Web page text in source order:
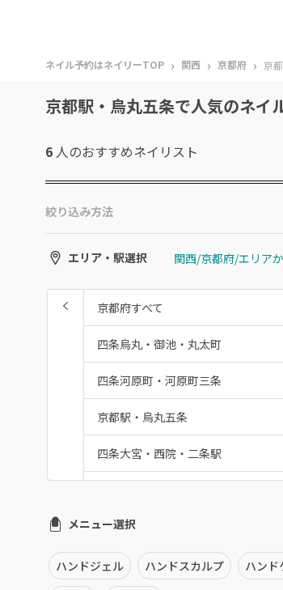
ネイル予約はネイリーTOP › 関西 › 京都府 › 京
京都駅・烏丸五条で人気のネイ
6 人のおすすめネイリスト
絞り込み方法
エリア・駅選択
京都府すべて
四条烏丸・御池・丸太町
四条河原町・河原町三条
京都駅・烏丸五条
四条大宮・西院・二条駅
上京区・左京区・北区
山科・東山
メニュー選択
ハンドジェル ハンドスカルプ ハンド